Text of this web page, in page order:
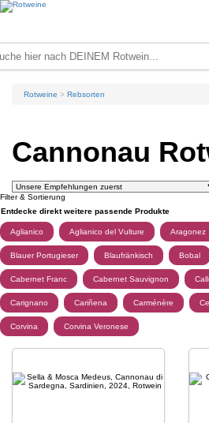
Rotweine Rebsorten
Cannonau
Filter & Sortierung
Entdecke direkt weitere passende Produkte
Aglianico Aglianico del Vulture Aragonez
Blauer Portugieser Blaufränkisch Bobal
Cabernet Franc Cabernet Sauvignon
Carignano Cariñena Carménère
Corvina Corvina Veronese